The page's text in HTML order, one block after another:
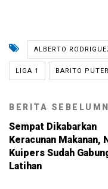
ALBERTO
LIGA 1 BARITO
BERITA
Sempat Dikabarkan
Keracunan Makanan,
Kuipers Sudah
Latihan